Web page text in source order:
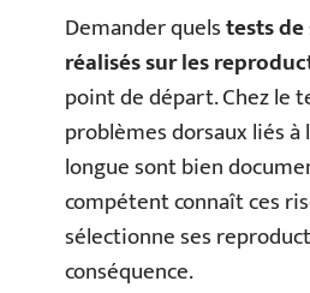
Demander quelstests
réalisés sur les
point de départ. Chez le
problèmes dorsaux liés
longue sont bien
compétent connaît ces
sélectionne ses
conséquence.